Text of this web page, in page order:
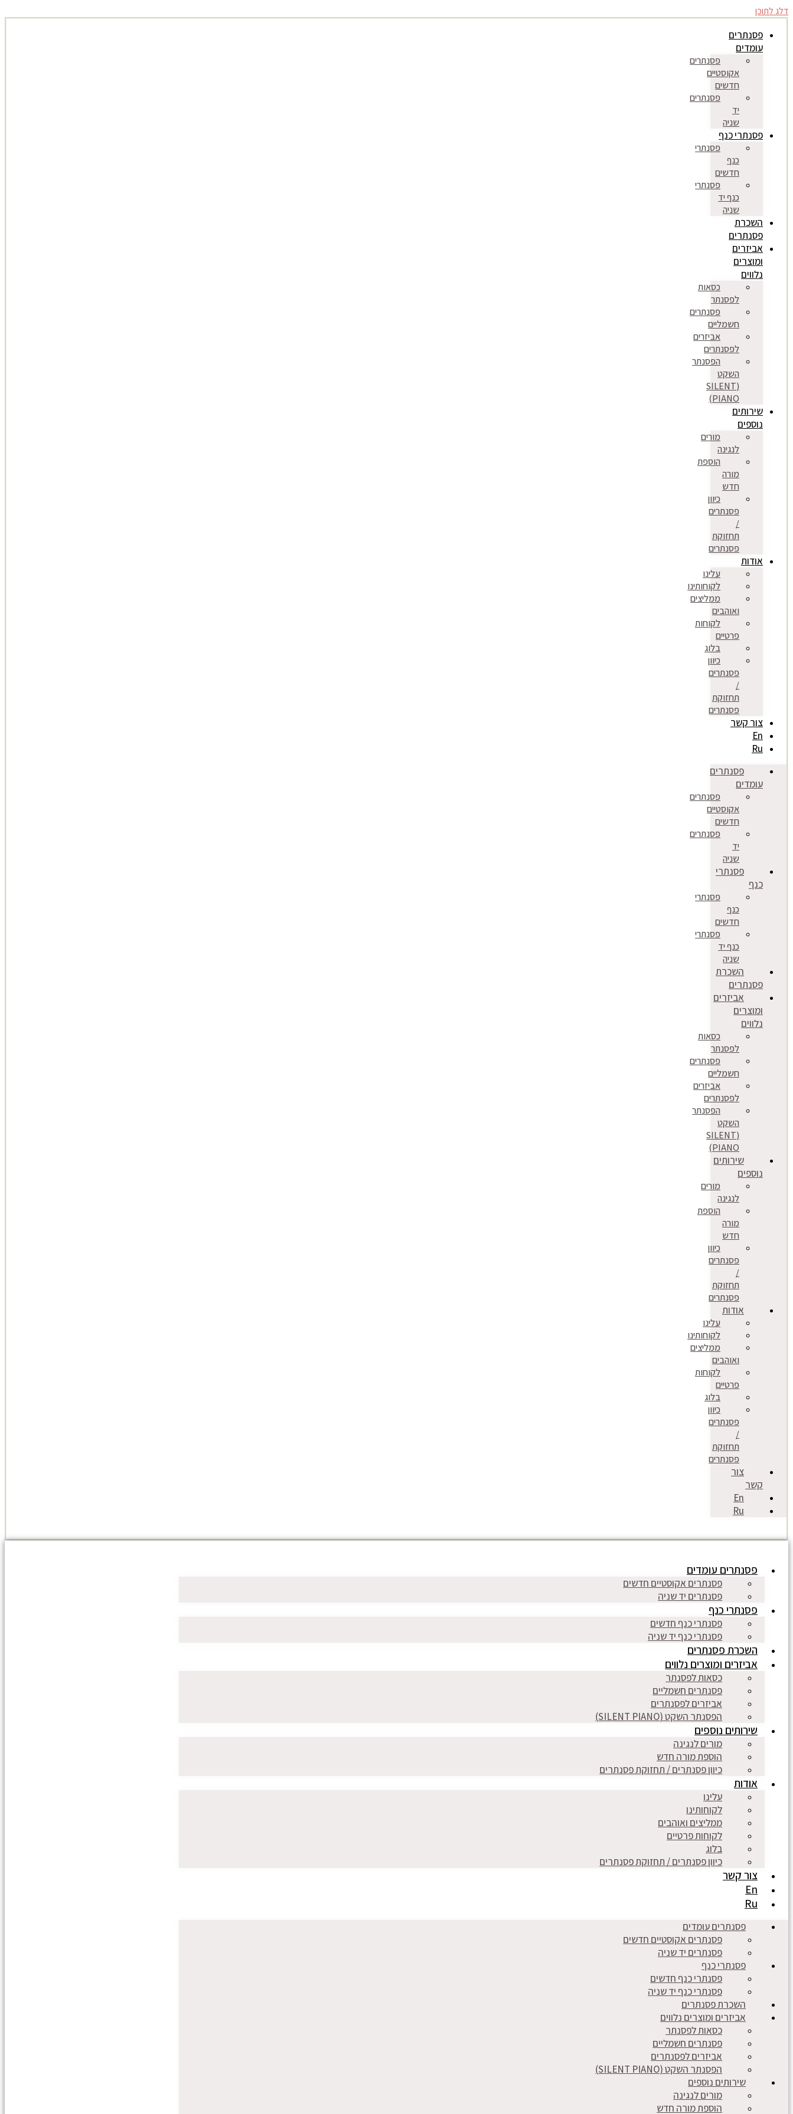
דלג לתוכן
פסנתרים
עומדים
פסנתרים
אקוסטיים
חדשים
פסנתרים
יד
שניה
פסנתרי כנף
פסנתרי
כנף
חדשים
פסנתרי
כנף יד
שניה
השכרת
פסנתרים
אביזרים
ומוצרים
נלווים
כסאות
לפסנתר
פסנתרים
חשמליים
אביזרים
לפסנתרים
הפסנתר
השקט
(SILENT
PIANO)
שירותים
נוספים
מורים
לנגינה
הוספת
מורה
חדש
כיוון
פסנתרים
/
תחזוקת
פסנתרים
אודות
עלינו
לקוחותינו
ממליצים
ואוהבים
לקוחות
פרטיים
בלוג
כיוון
פסנתרים
/
תחזוקת
פסנתרים
צור קשר
En
Ru
פסנתרים
עומדים
פסנתרים
אקוסטיים
חדשים
פסנתרים
יד
שניה
פסנתרי
כנף
פסנתרי
כנף
חדשים
פסנתרי
כנף יד
שניה
השכרת
פסנתרים
אביזרים
ומוצרים
נלווים
כסאות
לפסנתר
פסנתרים
חשמליים
אביזרים
לפסנתרים
הפסנתר
השקט
(SILENT
PIANO)
שירותים
נוספים
מורים
לנגינה
הוספת
מורה
חדש
כיוון
פסנתרים
/
תחזוקת
פסנתרים
אודות
עלינו
לקוחותינו
ממליצים
ואוהבים
לקוחות
פרטיים
בלוג
כיוון
פסנתרים
/
תחזוקת
פסנתרים
צור
קשר
En
Ru
פסנתרים עומדים
פסנתרים אקוסטיים חדשים
פסנתרים יד שניה
פסנתרי כנף
פסנתרי כנף חדשים
פסנתרי כנף יד שניה
השכרת פסנתרים
אביזרים ומוצרים נלווים
כסאות לפסנתר
פסנתרים חשמליים
אביזרים לפסנתרים
הפסנתר השקט (SILENT PIANO)
שירותים נוספים
מורים לנגינה
הוספת מורה חדש
כיוון פסנתרים / תחזוקת פסנתרים
אודות
עלינו
לקוחותינו
ממליצים ואוהבים
לקוחות פרטיים
בלוג
כיוון פסנתרים / תחזוקת פסנתרים
צור קשר
En
Ru
פסנתרים עומדים
פסנתרים אקוסטיים חדשים
פסנתרים יד שניה
פסנתרי כנף
פסנתרי כנף חדשים
פסנתרי כנף יד שניה
השכרת פסנתרים
אביזרים ומוצרים נלווים
כסאות לפסנתר
פסנתרים חשמליים
אביזרים לפסנתרים
הפסנתר השקט (SILENT PIANO)
שירותים נוספים
מורים לנגינה
הוספת מורה חדש